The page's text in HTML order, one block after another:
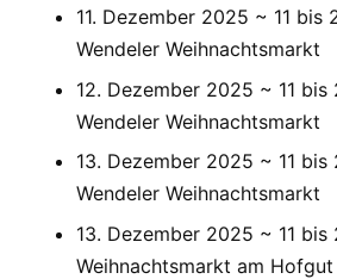
11. Dezember 2025 ~ 11 bis
Wendeler Weihnachtsmarkt
12. Dezember 2025 ~ 11 bis
Wendeler Weihnachtsmarkt
13. Dezember 2025 ~ 11 bis
Wendeler Weihnachtsmarkt
13. Dezember 2025 ~ 11 bis
Weihnachtsmarkt am